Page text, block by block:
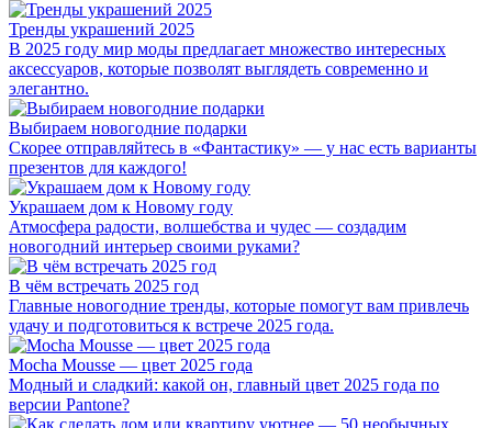
Тренды украшений 2025
В 2025 году мир моды предлагает множество интересных
аксессуаров, которые позволят выглядеть современно и
элегантно.
Выбираем новогодние подарки
Скорее отправляйтесь в «Фантастику» — у нас есть варианты
презентов для каждого!
Украшаем дом к Новому году
Атмосфера радости, волшебства и чудес — создадим
новогодний интерьер своими руками?
В чём встречать 2025 год
Главные новогодние тренды, которые помогут вам привлечь
удачу и подготовиться к встрече 2025 года.
Mocha Mousse — цвет 2025 года
Модный и сладкий: какой он, главный цвет 2025 года по
версии Pantone?